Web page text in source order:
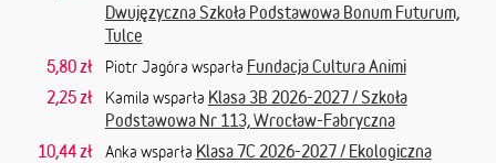
Dwujęzyczna Szkoła Podstawowa Bonum Futurum,
Tulce
5,80 zł
Piotr Jagóra wsparła Fundacja Cultura Animi
2,25 zł
Kamila wsparła Klasa 3B 2026-2027 / Szkoła
Podstawowa Nr 113, Wrocław-Fabryczna
10,44 zł
Anka wsparła Klasa 7C 2026-2027 / Ekologiczna